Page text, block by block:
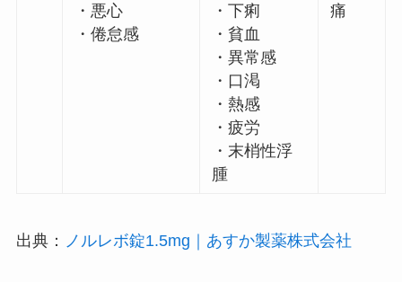
・悪心
・倦怠感
・下痢
・貧血
・異常感
・口渇
・熱感
・疲労
・末梢性浮
腫
痛
出典： ノルレボ錠1.5mg｜あすか製薬株式会社